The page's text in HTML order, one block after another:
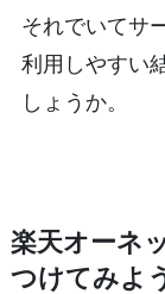
それでいてサ
利用しやすい
しょうか。
楽天オーネ
つけてみよ